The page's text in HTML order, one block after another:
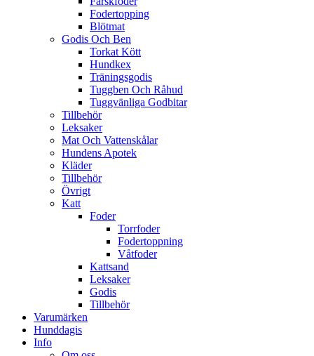
Fodertopping
Blötmat
Godis Och Ben
Torkat Kött
Hundkex
Träningsgodis
Tuggben Och Råhud
Tuggvänliga Godbitar
Tillbehör
Leksaker
Mat Och Vattenskålar
Hundens Apotek
Kläder
Tillbehör
Övrigt
Katt
Foder
Torrfoder
Fodertoppning
Våtfoder
Kattsand
Leksaker
Godis
Tillbehör
Varumärken
Hunddagis
Info